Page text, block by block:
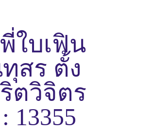
ใบเฟิน
สร ตั้ง
ตวิจิตร
13355